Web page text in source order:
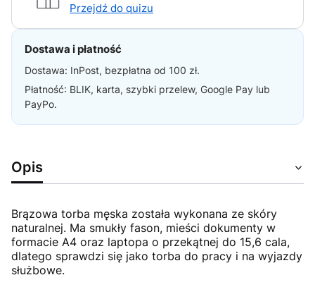
Przejdź do quizu
Dostawa i płatność
Dostawa: InPost, bezpłatna od 100 zł.
Płatność: BLIK, karta, szybki przelew, Google Pay lub
PayPo.
Opis
Brązowa torba męska została wykonana ze skóry
naturalnej. Ma smukły fason, mieści dokumenty w
formacie A4 oraz laptopa o przekątnej do 15,6 cala,
dlatego sprawdzi się jako torba do pracy i na wyjazdy
służbowe.